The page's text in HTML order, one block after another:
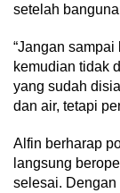
setelah
“Jangan
kemudian tidak
yang sudah
dan air, tetapi
Alfin berharap
langsung
selesai.